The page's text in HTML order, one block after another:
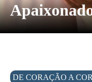
DE CORAÇÃO A